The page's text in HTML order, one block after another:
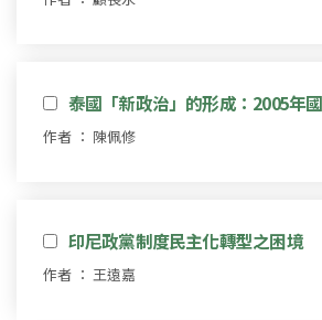
泰國「新政治」的形成：2005年
作者 ： 陳佩修
印尼政黨制度民主化轉型之困境
作者 ： 王遠嘉